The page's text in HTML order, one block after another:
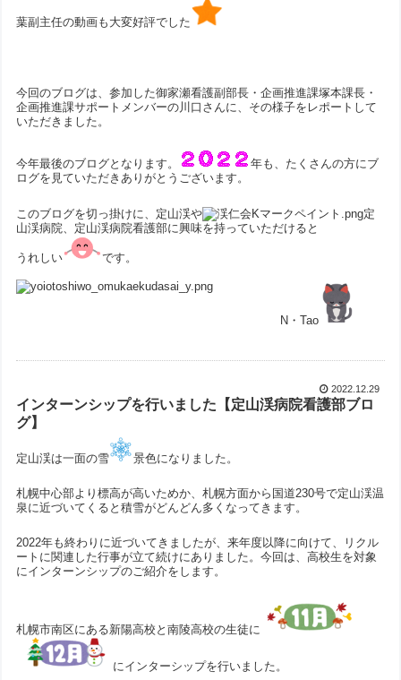
葉副主任の動画も大変好評でした
今回のブログは、参加した御家瀬看護副部長・企画推進課塚本課長・
企画推進課サポートメンバーの川口さんに、その様子をレポートして
いただきました。
今年最後のブログとなります。
年も、たくさんの方にブ
ログを見ていただきありがとうございます。
このブログを切っ掛けに、定山渓や
定
山渓病院、定山渓病院看護部に興味を持っていただけると
うれしい です。
N・Tao
2022.12.29
インターンシップを行いました【定山渓病院看護部ブロ
グ】
定山渓は一面の雪 景色になりました。
札幌中心部より標高が高いためか、札幌方面から国道230号で定山渓温
泉に近づいてくると積雪がどんどん多くなってきます。
2022年も終わりに近づいてきましたが、来年度以降に向けて、リクル
ートに関連した行事が立て続けにありました。今回は、高校生を対象
にインターンシップのご紹介をします。
札幌市南区にある新陽高校と南陵高校の生徒に
にインターシップを行いました。